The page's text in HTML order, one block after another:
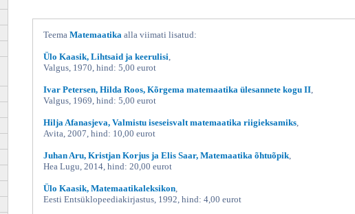
Teema Matemaatika alla viimati lisatud:
Ülo Kaasik, Lihtsaid ja keerulisi,
Valgus, 1970, hind: 5,00 eurot
Ivar Petersen, Hilda Roos, Kõrgema matemaatika ülesannete kogu II,
Valgus, 1969, hind: 5,00 eurot
Hilja Afanasjeva, Valmistu iseseisvalt matemaatika riigieksamiks,
Avita, 2007, hind: 10,00 eurot
Juhan Aru, Kristjan Korjus ja Elis Saar, Matemaatika õhtuõpik,
Hea Lugu, 2014, hind: 20,00 eurot
Ülo Kaasik, Matemaatikaleksikon,
Eesti Entsüklopeediakirjastus, 1992, hind: 4,00 eurot